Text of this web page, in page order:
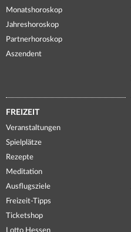
Monatshoroskop
Jahreshoroskop
Partnerhoroskop
Aszendent
FREIZEIT
Veranstaltungen
Spielplätze
Rezepte
Meditation
Ausflugsziele
Freizeit-Tipps
Ticketshop
Lotto Hessen